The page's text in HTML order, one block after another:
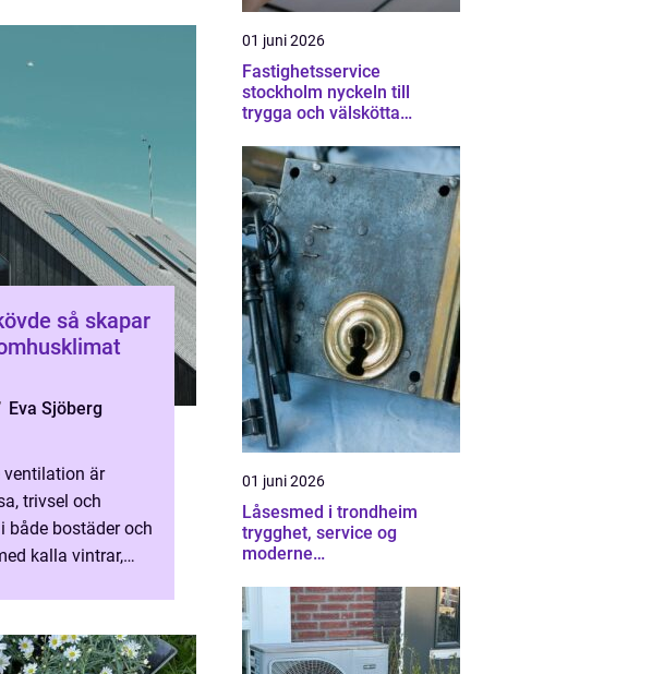
skapar
Eva Sjöberg
ventilation är
trivsel och
både bostäder och
kalla vintrar,
01 juni 2026
Fastighetsservice
stockholm nyckeln till
trygga och välskötta
01 juni 2026
Låsesmed i trondheim
trygghet, service og
moderne